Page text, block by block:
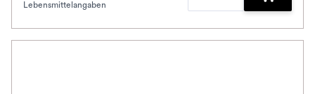
Lebensmittelangaben
Zum